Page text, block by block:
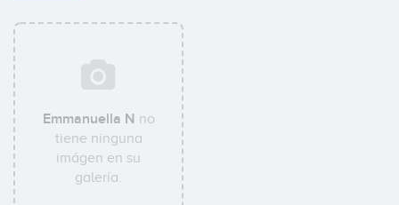
Emmanuella N no
tiene ninguna
imágen en su
galería.